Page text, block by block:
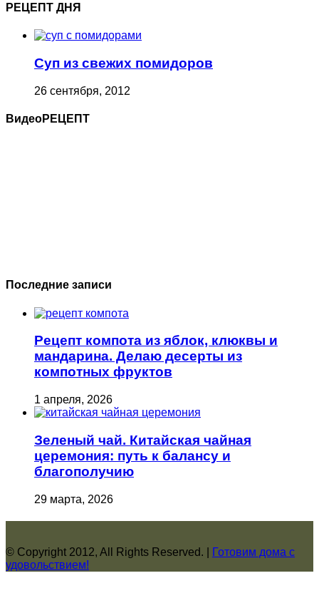
РЕЦЕПТ ДНЯ
Суп из свежих помидоров
26 сентября, 2012
ВидеоРЕЦЕПТ
Последние записи
Рецепт компота из яблок, клюквы и
мандарина. Делаю десерты из
компотных фруктов
1 апреля, 2026
Зеленый чай. Китайская чайная
церемония: путь к балансу и
благополучию
29 марта, 2026
© Copyright 2012, All Rights Reserved. |
Готовим дома с
удовольствием!